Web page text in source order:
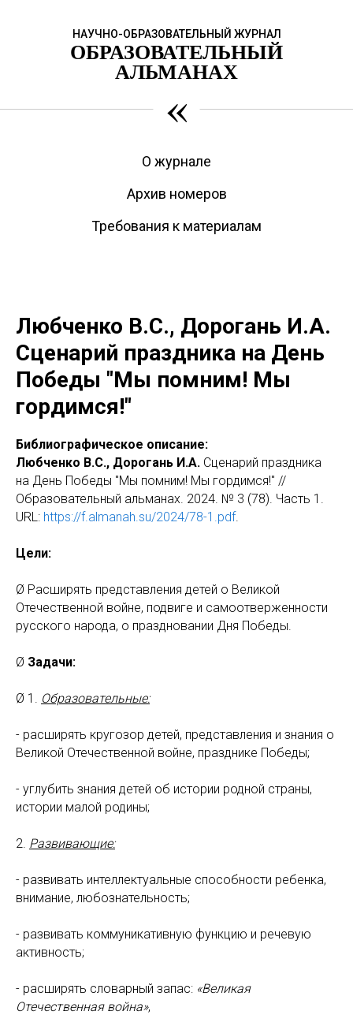
НАУЧНО-ОБРАЗОВАТЕЛЬНЫЙ ЖУРНАЛ
ОБРАЗОВАТЕЛЬНЫЙ
АЛЬМАНАХ
«
О журнале
Архив номеров
Требования к материалам
Любченко В.С., Дорогань И.А.
Сценарий праздника на День
Победы "Мы помним! Мы
гордимся!"
Библиографическое описание:
Любченко В.С., Дорогань И.А. Сценарий праздника
на День Победы "Мы помним! Мы гордимся!" //
Образовательный альманах. 2024. № 3 (78). Часть 1.
URL: https://f.almanah.su/2024/78-1.pdf.
Цели:
Ø Расширять представления детей о Великой
Отечественной войне, подвиге и самоотверженности
русского народа, о праздновании Дня Победы.
Ø Задачи:
Ø 1. Образовательные:
- расширять кругозор детей, представления и знания о
Великой Отечественной войне, празднике Победы;
- углубить знания детей об истории родной страны,
истории малой родины;
2. Развивающие:
- развивать интеллектуальные способности ребенка,
внимание, любознательность;
- развивать коммуникативную функцию и речевую
активность;
- расширять словарный запас: «Великая
Отечественная война»,